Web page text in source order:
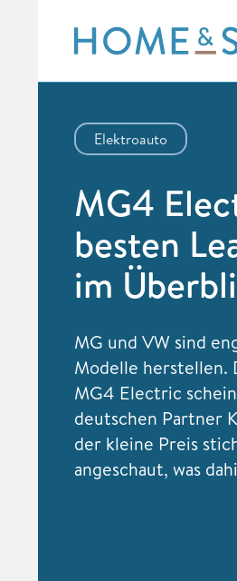
content
Elektroauto
MG4
besten
im
MG und VW sind
Modelle herstellen.
MG4 Electric
deutschen Partner
der kleine Preis
angeschaut, was